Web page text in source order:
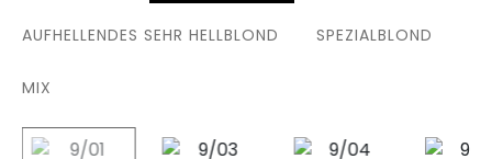
AUFHELLENDES SEHR HELLBLOND SPEZIALBLOND
MIX